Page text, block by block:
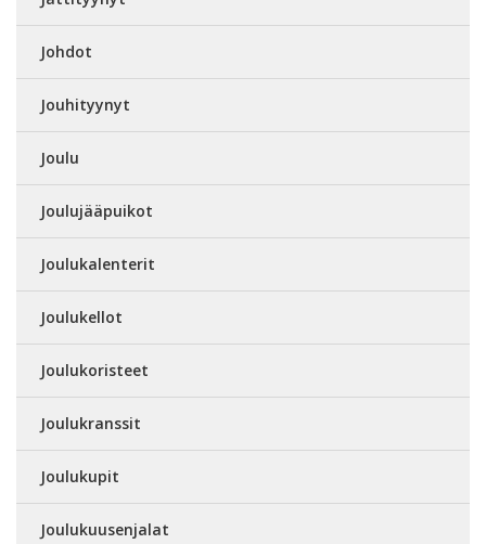
Johdot
Jouhityynyt
Joulu
Joulujääpuikot
Joulukalenterit
Joulukellot
Joulukoristeet
Joulukranssit
Joulukupit
Joulukuusenjalat